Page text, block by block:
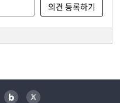
블로그 트위터